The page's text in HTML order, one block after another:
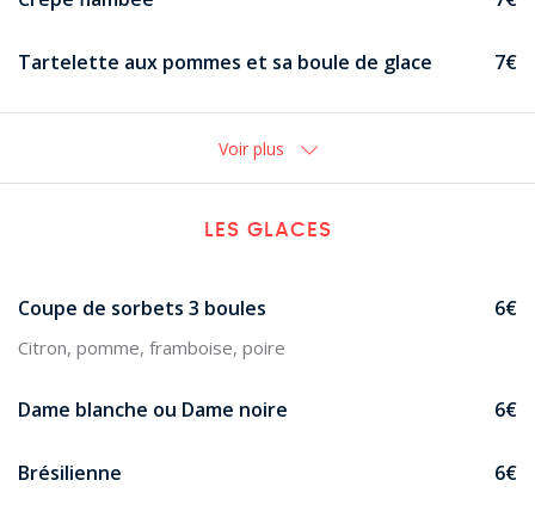
Tartelette aux pommes et sa boule de glace 7€
Voir plus
LES GLACES
Coupe de sorbets 3 boules
Citron, pomme, framboise, poire
6€
Dame blanche ou Dame noire 6€
Brésilienne 6€